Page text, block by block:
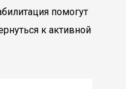
помогут
к активной